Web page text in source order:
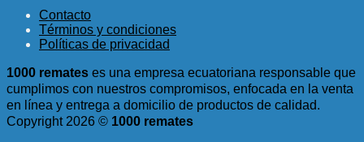
original
era:
$10.00.
actual
es:
$6.75.
Contacto
Términos y condiciones
Políticas de privacidad
1000 remates es una empresa ecuatoriana responsable que
cumplimos con nuestros compromisos, enfocada en la venta
en línea y entrega a domicilio de productos de calidad.
Copyright 2026 © 1000 remates